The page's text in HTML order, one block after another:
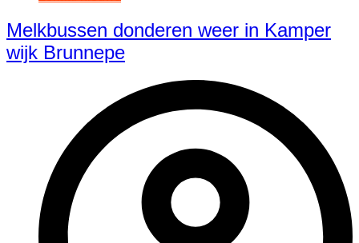
Melkbussen donderen weer in Kamper
wijk Brunnepe